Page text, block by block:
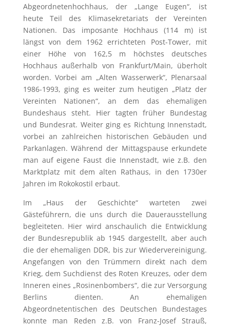
Abgeordnetenhochhaus, der „Lange Eugen“, ist
heute Teil des Klimasekretariats der Vereinten
Nationen. Das imposante Hochhaus (114 m) ist
längst von dem 1962 errichteten Post-Tower, mit
einer Höhe von 162,5 m höchstes deutsches
Hochhaus außerhalb von Frankfurt/Main, überholt
worden. Vorbei am „Alten Wasserwerk“, Plenarsaal
1986-1993, ging es weiter zum heutigen „Platz der
Vereinten Nationen“, an dem das ehemaligen
Bundeshaus steht. Hier tagten früher Bundestag
und Bundesrat. Weiter ging es Richtung Innenstadt,
vorbei an zahlreichen historischen Gebäuden und
Parkanlagen. Während der Mittagspause erkundete
man auf eigene Faust die Innenstadt, wie z.B. den
Marktplatz mit dem alten Rathaus, in den 1730er
Jahren im Rokokostil erbaut.
Im „Haus der Geschichte“ warteten zwei
Gästeführern, die uns durch die Dauerausstellung
begleiteten. Hier wird anschaulich die Entwicklung
der Bundesrepublik ab 1945 dargestellt, aber auch
die der ehemaligen DDR, bis zur Wiedervereinigung.
Angefangen von den Trümmern direkt nach dem
Krieg, dem Suchdienst des Roten Kreuzes, oder dem
Inneren eines „Rosinenbombers“, die zur Versorgung
Berlins dienten. An ehemaligen
Abgeordnetentischen des Deutschen Bundestages
konnte man Reden z.B. von Franz-Josef Strauß,